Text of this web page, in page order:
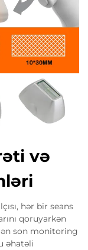
və
hər bir seans
qoruyarkən
son monitoring
əhatəli